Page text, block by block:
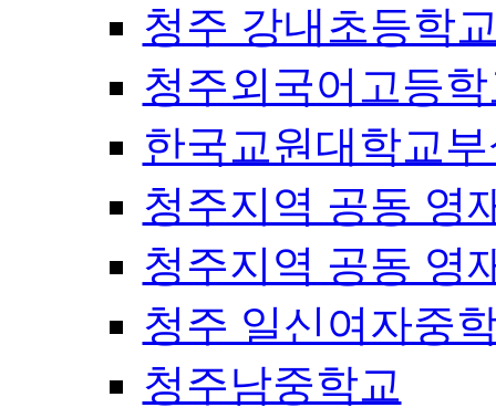
청주 강내초등학
청주외국어고등
한국교원대학교
청주지역 공동 영
청주지역 공동 영
청주 일신여자중
청주남중학교